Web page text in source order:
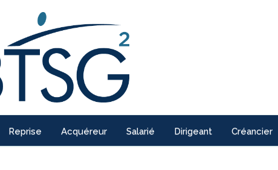
Reprise Acquéreur Salarié Dirigeant Créancier